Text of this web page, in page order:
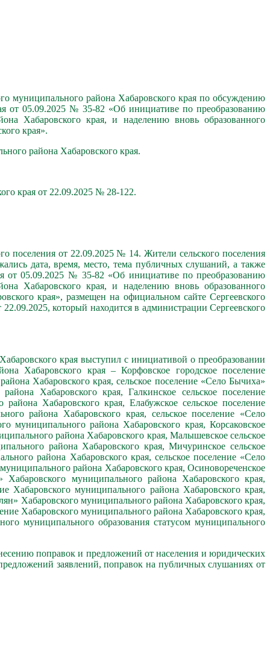
муниципального района Хабаровского края по обсуждению
от 05.09.2025 № 35-82 «Об инициативе по преобразованию
Хабаровского края, и наделению вновь образованного
края».
района Хабаровского края.
края от 22.09.2025 № 28-122.
поселения от 22.09.2025 № 14. Жители сельского поселения
дата, время, место, тема публичных слушаний, а также
от 05.09.2025 № 35-82 «Об инициативе по преобразованию
Хабаровского края, и наделению вновь образованного
края», размещен на официальном сайте Сергеевского
который находится в администрации Сергеевского
края выступил с инициативой о преобразовании
Хабаровского края – Корфовское городское поселение
Хабаровского края, сельское поселение «Село Бычиха»
Хабаровского края, Галкинское сельское поселение
Хабаровского края, Елабужское сельское поселение
района Хабаровского края, сельское поселение «Село
муниципального района Хабаровского края, Корсаковское
района Хабаровского края, Малышевское сельское
района Хабаровского края, Мичуринское сельское
района Хабаровского края, сельское поселение «Село
района Хабаровского края, Осиновореченское
Хабаровского муниципального района Хабаровского края,
Хабаровского муниципального района Хабаровского края,
Хабаровского муниципального района Хабаровского края,
Хабаровского муниципального района Хабаровского края,
муниципального образования статусом муниципального
поправок и предложений от населения и юридических
заявлений, поправок на публичных слушаниях от